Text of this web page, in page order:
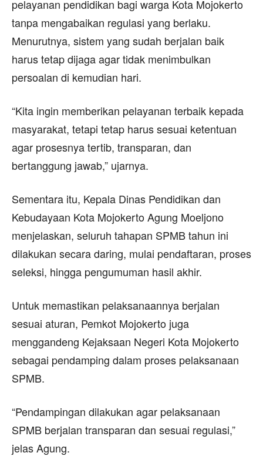
pelayanan pendidikan bagi warga Kota Mojokerto
tanpa mengabaikan regulasi yang berlaku.
Menurutnya, sistem yang sudah berjalan baik
harus tetap dijaga agar tidak menimbulkan
persoalan di kemudian hari.
“Kita ingin memberikan pelayanan terbaik kepada
masyarakat, tetapi tetap harus sesuai ketentuan
agar prosesnya tertib, transparan, dan
bertanggung jawab,” ujarnya.
Sementara itu, Kepala Dinas Pendidikan dan
Kebudayaan Kota Mojokerto Agung Moeljono
menjelaskan, seluruh tahapan SPMB tahun ini
dilakukan secara daring, mulai pendaftaran, proses
seleksi, hingga pengumuman hasil akhir.
Untuk memastikan pelaksanaannya berjalan
sesuai aturan, Pemkot Mojokerto juga
menggandeng Kejaksaan Negeri Kota Mojokerto
sebagai pendamping dalam proses pelaksanaan
SPMB.
“Pendampingan dilakukan agar pelaksanaan
SPMB berjalan transparan dan sesuai regulasi,”
jelas Agung.